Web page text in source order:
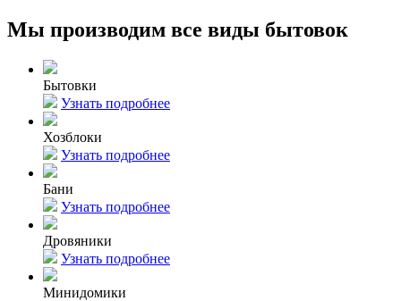
Мы производим все виды бытовок
Бытовки
Узнать подробнее
Хозблоки
Узнать подробнее
Бани
Узнать подробнее
Дровяники
Узнать подробнее
Минидомики